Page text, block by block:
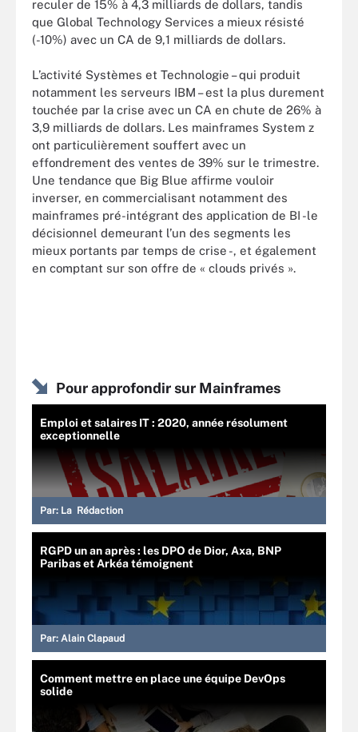
reculer de 15% à 4,3 milliards de dollars, tandis
que Global Technology Services a mieux résisté
(-10%) avec un CA de 9,1 milliards de dollars.
L’activité Systèmes et Technologie – qui produit
notamment les serveurs IBM – est la plus durement
touchée par la crise avec un CA en chute de 26% à
3,9 milliards de dollars. Les mainframes System z
ont particulièrement souffert avec un
effondrement des ventes de 39% sur le trimestre.
Une tendance que Big Blue affirme vouloir
inverser, en commercialisant notamment des
mainframes pré-intégrant des application de BI -le
décisionnel demeurant l’un des segments les
mieux portants par temps de crise -, et également
en comptant sur son offre de « clouds privés ».
Pour approfondir sur Mainframes
Emploi et salaires IT : 2020, année résolument
exceptionnelle
Par: La Rédaction
RGPD un an après : les DPO de Dior, Axa, BNP
Paribas et Arkéa témoignent
Par: Alain Clapaud
Comment mettre en place une équipe DevOps
solide